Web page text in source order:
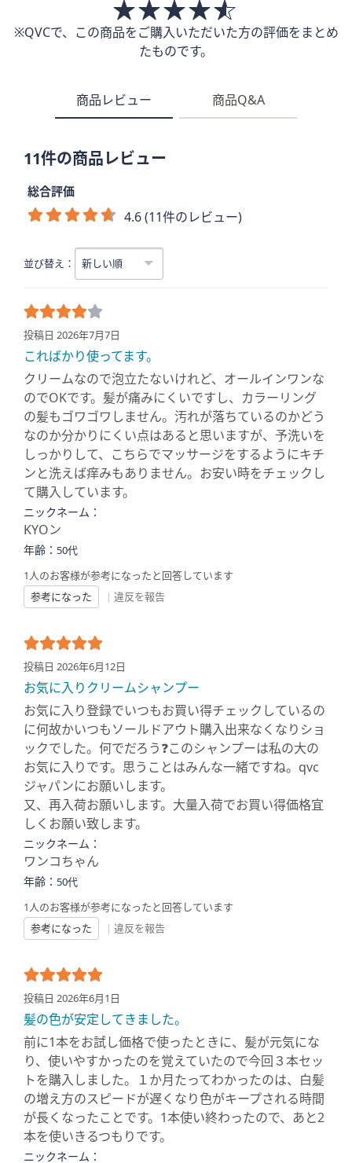
※QVCで、この商品をご購入いただいた方の評価をまとめ
たものです。
商品レビュー 商品Q&A
11件の商品レビュー
総合評価
4.6 (11件のレビュー)
並び替え：
投稿日 2026年7月7日
こればかり使ってます。
クリームなので泡立たないけれど、オールインワンな
のでOKです。髪が痛みにくいですし、カラーリング
の髪もゴワゴワしません。汚れが落ちているのかどう
なのか分かりにくい点はあると思いますが、予洗いを
しっかりして、こちらでマッサージをするようにキチ
ンと洗えば痒みもありません。お安い時をチェックし
て購入しています。
ニックネーム：
KYOン
年齢： 50代
1人のお客様が参考になったと回答しています
参考になった
| 違反を報告
投稿日 2026年6月12日
お気に入りクリームシャンプー
お気に入り登録でいつもお買い得チェックしているの
に何故かいつもソールドアウト購入出来なくなりショ
ックでした。何でだろう❓このシャンプーは私の大の
お気に入りです。思うことはみんな一緒ですね。qvc
ジャパンにお願いします。
又、再入荷お願いします。大量入荷でお買い得価格宜
しくお願い致します。
ニックネーム：
ワンコちゃん
年齢： 50代
1人のお客様が参考になったと回答しています
参考になった
| 違反を報告
投稿日 2026年6月1日
髪の色が安定してきました。
前に1本をお試し価格で使ったときに、髪が元気にな
り、使いやすかったのを覚えていたので今回３本セッ
トを購入しました。１か月たってわかったのは、白髪
の増え方のスピードが遅くなり色がキープされる時間
が長くなったことです。1本使い終わったので、あと2
本を使いきるつもりです。
ニックネーム：